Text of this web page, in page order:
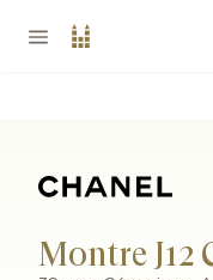
Montre J12